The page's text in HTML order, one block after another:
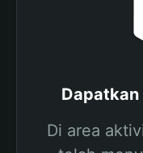
Di area